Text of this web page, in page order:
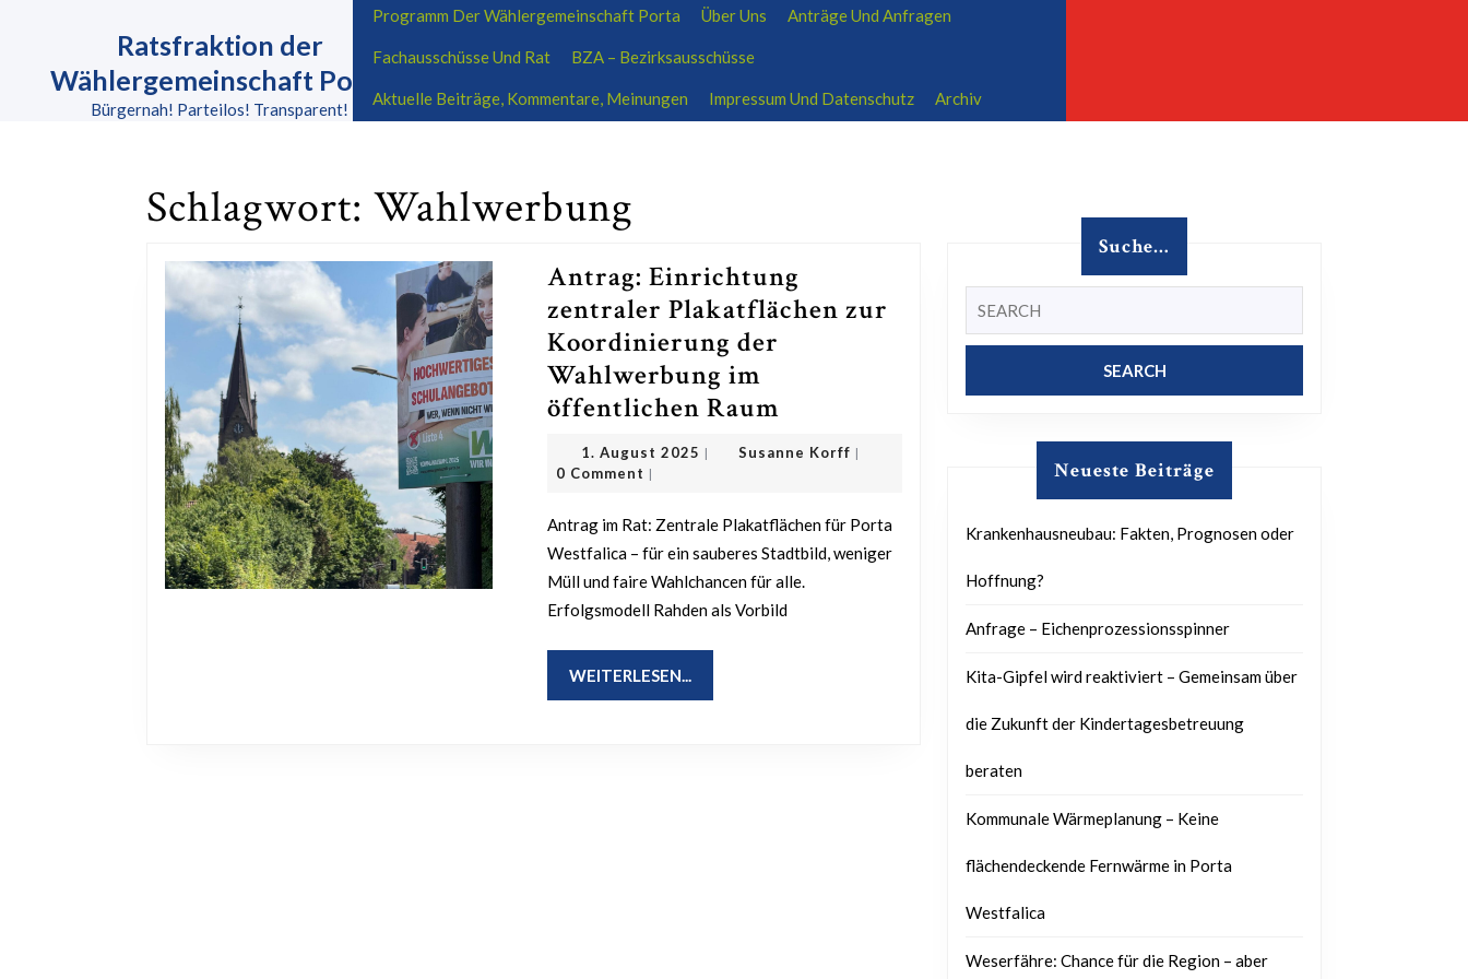
Ratsfraktion der
Wählergemeinschaft Porta
Bürgernah! Parteilos! Transparent!
Programm Der Wählergemeinschaft Porta Über Uns Anträge Und Anfragen
Fachausschüsse Und Rat BZA – Bezirksausschüsse
Aktuelle Beiträge, Kommentare, Meinungen Impressum Und Datenschutz Archiv
Schlagwort: Wahlwerbung
Antrag: Einrichtung
zentraler Plakatflächen zur
Koordinierung der
Wahlwerbung im
öffentlichen RaumAntrag:
Einrichtung
zentraler
zur
Koordinierung
der
1. August 2025 1.| Susanne KorffSusanne
|
0 Comment |
Antrag im Rat: Zentrale Plakatflächen für Porta
Westfalica – für ein sauberes Stadtbild, weniger
Müll und faire Wahlchancen für alle.
Erfolgsmodell Rahden als Vorbild
WEITERLESEN...
Suche…
for:
Neueste Beiträge
Krankenhausneubau: Fakten, Prognosen oder
Hoffnung?
Anfrage – Eichenprozessionsspinner
Kita-Gipfel wird reaktiviert – Gemeinsam über
die Zukunft der Kindertagesbetreuung
beraten
Kommunale Wärmeplanung – Keine
flächendeckende Fernwärme in Porta
Westfalica
Weserfähre: Chance für die Region – aber